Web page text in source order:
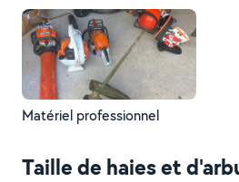
Matériel professionnel
Taille de haies et